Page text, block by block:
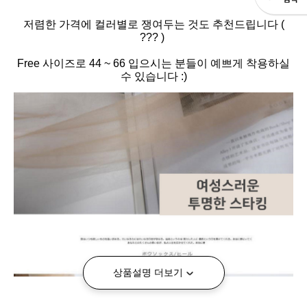
저렴한 가격에 컬러별로 쟁여두는 것도 추천드립니다 (
??? )
Free 사이즈로 44 ~ 66 입으시는 분들이 예쁘게 착용하실
수 있습니다 :)
상품설명 더보기